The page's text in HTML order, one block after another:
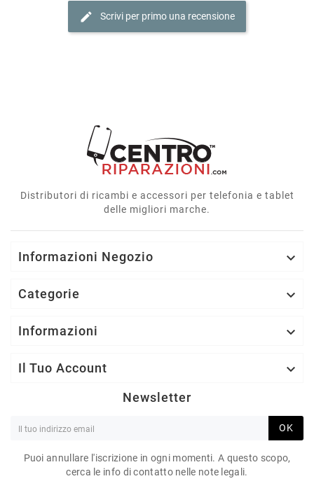
edit Scrivi per primo una recensione
Distributori di ricambi e accessori per telefonia e tablet
delle migliori marche.
Informazioni Negozio 
Categorie 
Informazioni 
Il Tuo Account 
Newsletter
OK
Puoi annullare l'iscrizione in ogni momenti. A questo scopo,
cerca le info di contatto nelle note legali.